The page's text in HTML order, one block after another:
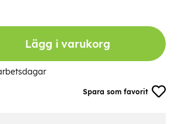
Spara som favorit
Lägg i varukorg